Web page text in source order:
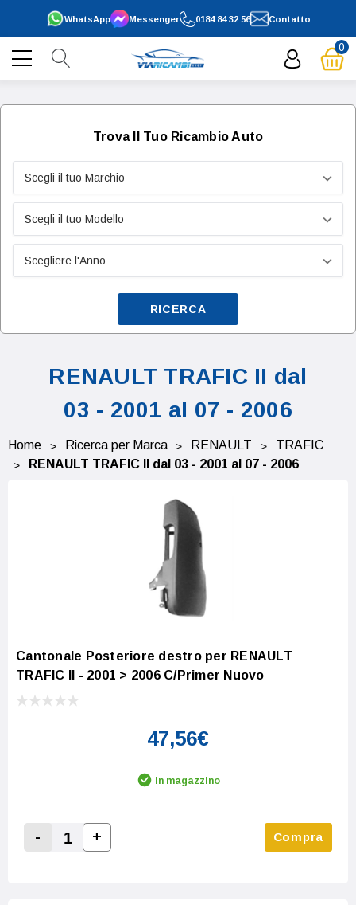
0184 84 32 56
WhatsApp Contatto
Messenger
0
Trova Il Tuo Ricambio Auto
RICERCA
RENAULT TRAFIC II dal
03 - 2001 al 07 - 2006
Home Ricerca per Marca RENAULT
TRAFIC
RENAULT TRAFIC II dal 03 - 2001 al 07 - 2006
Cantonale Posteriore destro per RENAULT
TRAFIC II - 2001 > 2006 C/Primer Nuovo
47,56€
In magazzino
Decrease Quantity:
-
Increase Quantity:
+ Compra